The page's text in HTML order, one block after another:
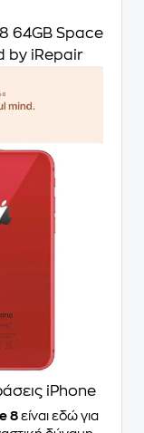
64GB Space
by iRepair
iPhone
8 είναι εδώ για